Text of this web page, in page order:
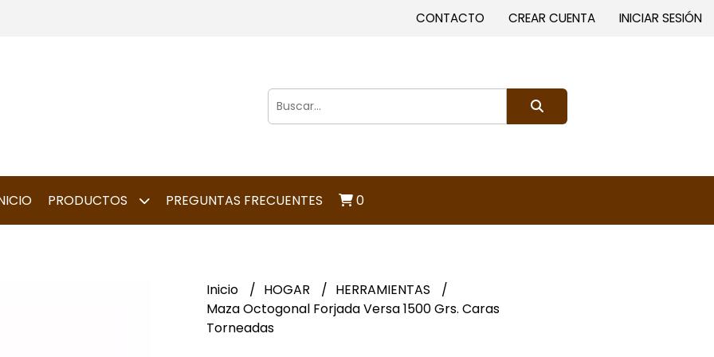
CONTACTO CREAR CUENTA INICIAR SESIÓN
PRODUCTOS PREGUNTAS FRECUENTES 0
Inicio HOGAR
HERRAMIENTAS
Maza Octogonal Forjada Versa 1500 Grs. Caras
Torneadas